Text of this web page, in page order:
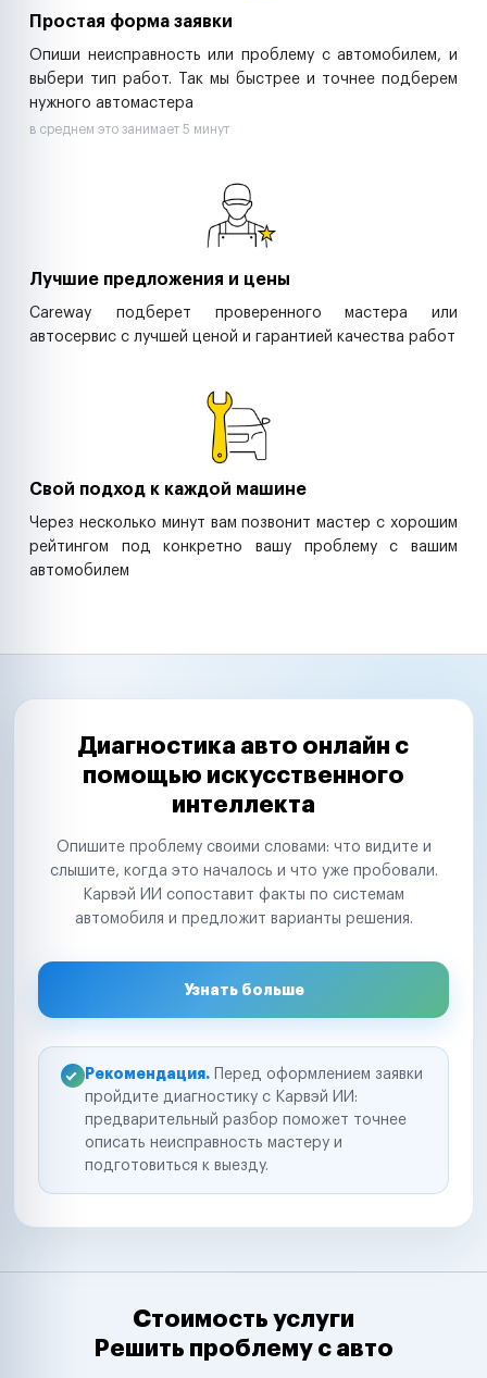
Простая форма заявки
Опиши неисправность или проблему с автомобилем, и
выбери тип работ. Так мы быстрее и точнее подберем
нужного автомастера
в среднем это занимает 5 минут
Лучшие предложения и цены
Careway подберет проверенного мастера или
автосервис с лучшей ценой и гарантией качества работ
Свой подход к каждой машине
Через несколько минут вам позвонит мастер с хорошим
рейтингом под конкретно вашу проблему с вашим
автомобилем
Диагностика авто онлайн с
помощью искусственного
интеллекта
Опишите проблему своими словами: что видите и
слышите, когда это началось и что уже пробовали.
Карвэй ИИ сопоставит факты по системам
автомобиля и предложит варианты решения.
Узнать больше
Рекомендация. Перед оформлением заявки
пройдите диагностику с Карвэй ИИ:
предварительный разбор поможет точнее
описать неисправность мастеру и
подготовиться к выезду.
Стоимость услуги
Решить проблему с авто